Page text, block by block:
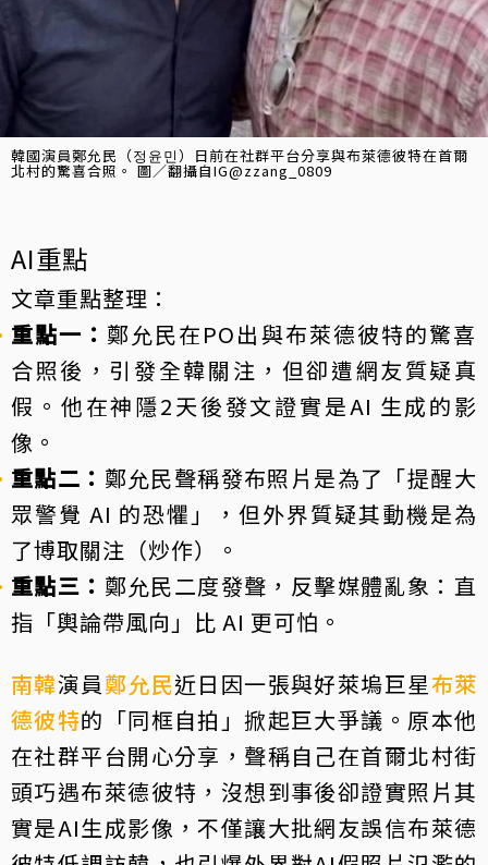
韓國演員鄭允民（정윤민）日前在社群平台分享與布萊德彼特在首爾
北村的驚喜合照。 圖／翻攝自IG@zzang_0809
AI重點
文章重點整理：
重點一： 鄭允民在PO出與布萊德彼特的驚喜
合照後，引發全韓關注，但卻遭網友質疑真
假。他在神隱2天後發文證實是AI 生成的影
像。
重點二： 鄭允民聲稱發布照片是為了「提醒大
眾警覺 AI 的恐懼」，但外界質疑其動機是為
了博取關注（炒作）。
重點三： 鄭允民二度發聲，反擊媒體亂象：直
指「輿論帶風向」比 AI 更可怕。
南韓演員鄭允民近日因一張與好萊塢巨星布萊
德彼特的「同框自拍」掀起巨大爭議。原本他
在社群平台開心分享，聲稱自己在首爾北村街
頭巧遇布萊德彼特，沒想到事後卻證實照片其
實是AI生成影像，不僅讓大批網友誤信布萊德